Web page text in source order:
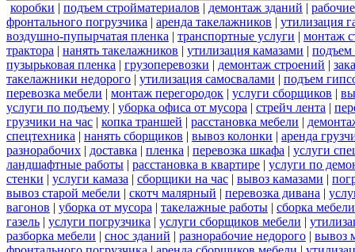
коробки | подъем стройматериалов | демонтаж зданий |
фронтального погрузчика | аренда такелажников | утилизация
воздушно-пупырчатая пленка | транспортные услуги | монтаж
трактора | нанять такелажников | утилизация камазами | подъем
пузырьковая пленка | грузоперевозки | демонтаж строений |
такелажники недорого | утилизация самосвалами | подъем
перевозка мебели | монтаж перегородок | услуги сборщиков |
услуги по подъему | уборка офиса от мусора | стрейч лента |
грузчики на час | копка траншей | расстановка мебели |
спецтехника | нанять сборщиков | вывоз колонки | аренда
разнорабочих | доставка | пленка | перевозка шкафа | услуги
ландшафтные работы | расстановка в квартире | услуги по
стенки | услуги камаза | сборщики на час | вывоз камазами |
вывоз старой мебели | скотч малярный | перевозка дивана |
вагонов | уборка от мусора | такелажные работы | сборка мебели
газель | услуги погрузчика | услуги сборщиков мебели |
разборка мебели | снос зданий | разнорабочие недорого | вывоз